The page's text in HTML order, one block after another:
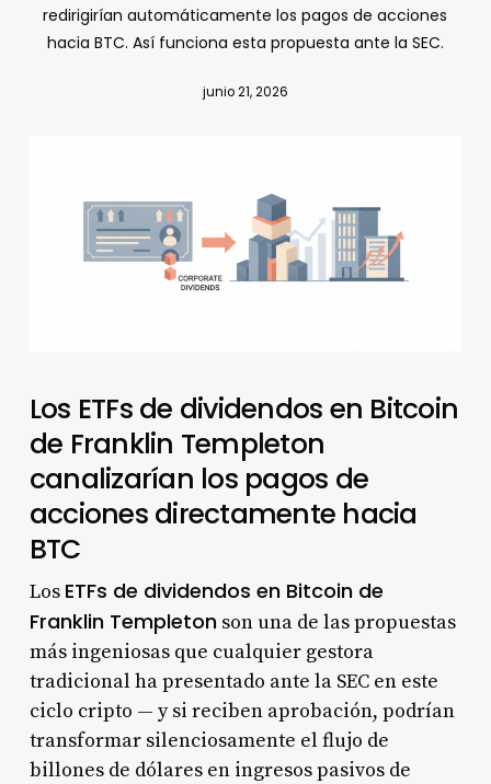
redirigirían automáticamente los pagos de acciones
hacia BTC. Así funciona esta propuesta ante la SEC.
junio 21, 2026
Los ETFs de dividendos en Bitcoin
de Franklin Templeton
canalizarían los pagos de
acciones directamente hacia
BTC
Los ETFs de dividendos en Bitcoin de
Franklin Templetonson una de las propuestas
más ingeniosas que cualquier gestora
tradicional ha presentado ante la SEC en este
ciclo cripto — y si reciben aprobación, podrían
transformar silenciosamente el flujo de
billones de dólares en ingresos pasivos de